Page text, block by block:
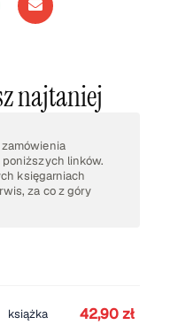
najtaniej
linków.
księgarniach
za co z góry
książka 42,90 zł